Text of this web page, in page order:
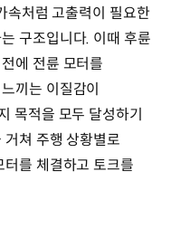
속처럼 고출력이 필요한
구조입니다. 이때 후륜
에 전륜 모터를
끼는 이질감이
목적을 모두 달성하기
쳐 주행 상황별로
를 체결하고 토크를